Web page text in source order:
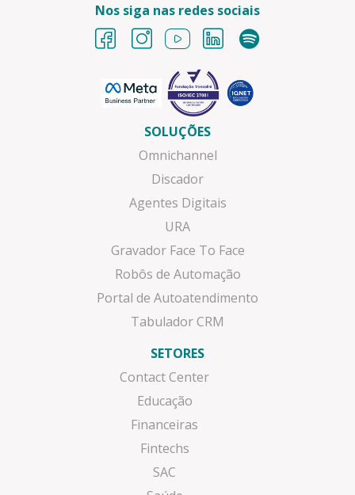
Nos siga nas redes sociais
SOLUÇÕES
Omnichannel
Discador
Agentes Digitais
URA
Gravador Face To Face
Robôs de Automação
Portal de Autoatendimento
Tabulador CRM
SETORES
Contact Center
Educação
Financeiras
Fintechs
SAC